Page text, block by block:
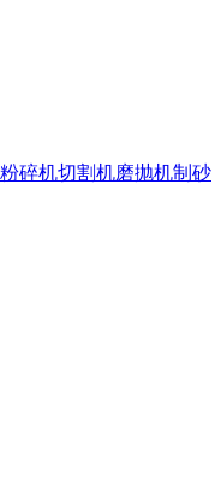
碎机切割机磨抛机制砂